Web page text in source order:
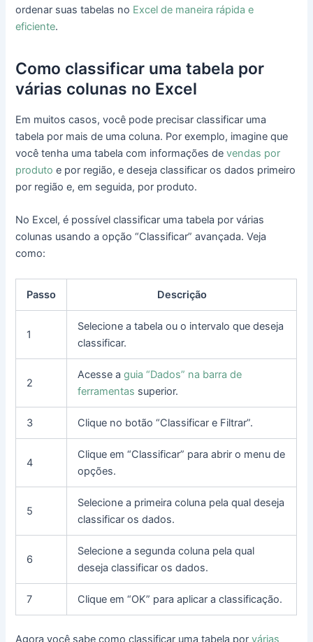
ordenar suas tabelas no Excel de maneira rápida e
eficiente.
Como classificar uma tabela por
várias colunas no Excel
Em muitos casos, você pode precisar classificar uma
tabela por mais de uma coluna. Por exemplo, imagine que
você tenha uma tabela com informações devendas por
produto e por região, e deseja classificar os dados primeiro
por região e, em seguida, por produto.
No Excel, é possível classificar uma tabela por várias
colunas usando a opção “Classificar” avançada. Veja
como:
Passo Descrição
1
Selecione a tabela ou o intervalo que deseja
classificar.
2
Acesse aguia “Dados” na barra de
ferramentas superior.
3 Clique no botão “Classificar e Filtrar”.
4
Clique em “Classificar” para abrir o menu de
opções.
5
Selecione a primeira coluna pela qual deseja
classificar os dados.
6
Selecione a segunda coluna pela qual
deseja classificar os dados.
7 Clique em “OK” para aplicar a classificação.
Agora você sabe como classificar uma tabela porvárias